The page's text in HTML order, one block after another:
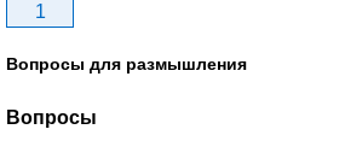
1
Вопросы для размышления
Вопросы